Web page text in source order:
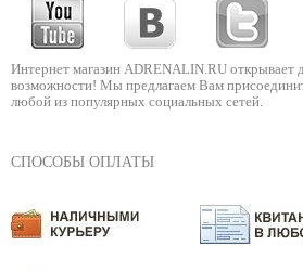
Интернет магазин ADRENALIN.RU открывает
возможности! Мы предлагаем Вам
любой из популярных социальных сетей.
СПОСОБЫ ОПЛАТЫ